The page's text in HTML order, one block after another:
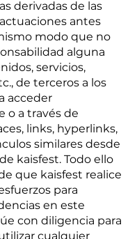
derivadas de las
antes
modo que no
alguna
servicios,
de terceros a los
acceder
o a través de
links, hyperlinks,
similares desde
kaisfest. Todo ello
que kaisfest realice
para
en este
con diligencia para
cualquier